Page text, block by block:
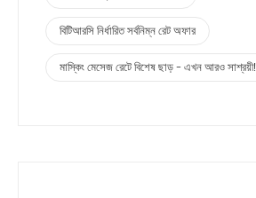
বিটিআরসি নির্ধারিত সর্বনিম্ন রেট অফার
মাস্কিং মেসেজ রেটে বিশেষ ছাড় – এখন আরও সাশ্রয়ী!